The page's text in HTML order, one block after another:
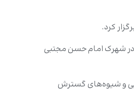
کرد.
در شهرک امام حسن مجتبی
و شیوه‌های گسترش